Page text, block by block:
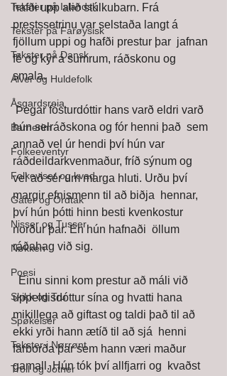
Tekster på Islandsk
Tekster på Farøysisk
Tekster på Dansk
Alver og Huldefolk
Åsgardsreia
Barnerim
Folkeeventyr
Folkeviser og kvad
Gater og Ordtak
Nisser og Tusser
Nøkken
Poesi
Skikk og Tru
Spøkelser
Tekster i Nørrønt
Troll og Jotner
hafði upp alið stúlkubarn. Frá
prestssetrinu var selstaða langt á
fjöllum uppi og hafði prestur þar  jafnan
fé og kýr á sumrum, ráðskonu og
smala.
hún selráðskona og fór henni það  sem
annað vel úr hendi því hún var
ráðdeildarkvenmaður, fríð sýnum og
vel að sér um marga hluti. Urðu því
margir efnismenn til að biðja  hennar,
því hún þótti hinn besti kvenkostur
norður þar. En hún hafnaði  öllum
ráðahag við sig.
uppeldisdóttur sína og hvatti hana
mikillega að giftast og taldi það til að
ekki yrði hann ætíð til að sjá  henni
farborða þar sem hann væri maður
gamall. Hún tók því allfjarri og  kvaðst